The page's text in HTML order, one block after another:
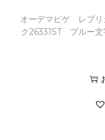
オーデマピゲ レプリ
ク26331ST ブルー